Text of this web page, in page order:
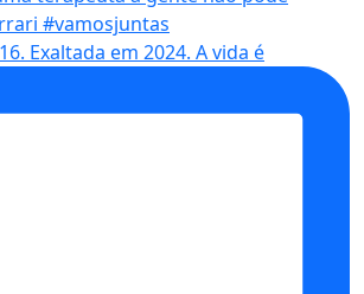
Exaltada em 2024. A vida é